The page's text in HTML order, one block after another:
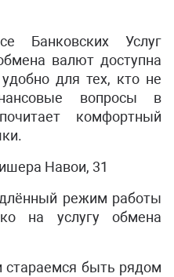
Банковских Услуг
валют доступна
для тех, кто не
вопросы в
комфортный
Навои, 31
режим работы
на услугу обмена
быть рядом